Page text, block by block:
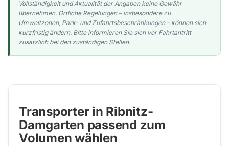
Vollständigkeit und Aktualität der Angaben keine Gewähr
übernehmen. Örtliche Regelungen – insbesondere zu
Umweltzonen, Park- und Zufahrtsbeschränkungen – können sich
kurzfristig ändern. Bitte informieren Sie sich vor Fahrtantritt
zusätzlich bei den zuständigen Stellen.
Transporter in Ribnitz-
Damgarten passend zum
Volumen wählen